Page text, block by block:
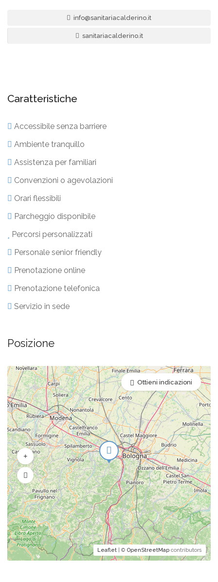
info@sanitariacalderino.it
sanitariacalderino.it
Caratteristiche
Accessibile senza barriere
Ambiente tranquillo
Assistenza per familiari
Convenzioni o agevolazioni
Orari flessibili
Parcheggio disponibile
Percorsi personalizzati
Personale senior friendly
Prenotazione online
Prenotazione telefonica
Servizio in sede
Posizione
Leaflet | © OpenStreetMap contributors
Ottieni indicazioni